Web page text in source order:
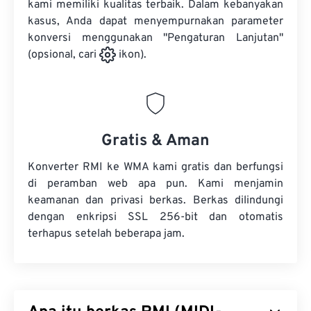
kami memiliki kualitas terbaik. Dalam kebanyakan
kasus, Anda dapat menyempurnakan parameter
konversi menggunakan "Pengaturan Lanjutan"
(opsional, cari
ikon).
Gratis & Aman
Konverter RMI ke WMA kami gratis dan berfungsi
di peramban web apa pun. Kami menjamin
keamanan dan privasi berkas. Berkas dilindungi
dengan enkripsi SSL 256-bit dan otomatis
terhapus setelah beberapa jam.